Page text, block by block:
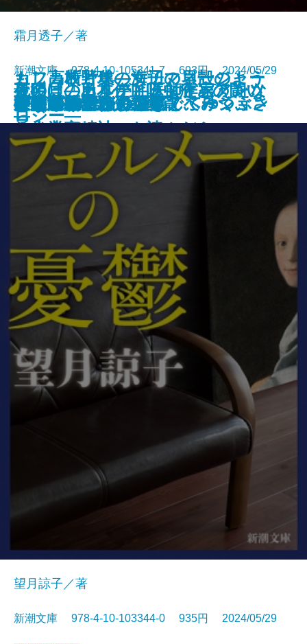
夜が明ける
もし高校野球の女子マネージャー
がドラッカーの『イノベーション
と企業家精神』を読んだら
ひとりでカラカサさしてゆく
ガイズ＆ドールズ
ぼくの哲学
カフカ断片集―海辺の貝殻のよう
にうつろで、ひと足でふみつぶさ
れそうだ―
天狗屋敷の殺人
夜明けのカルテ―医師作家アンソ
ロジー―
最後に「ありがとう」と言えたな
ら
祈願成就
霜月透子／著
新潮文庫 978-4-10-105341-7 693円 2024/05/29
文庫電子書籍あり
フェルメールの憂鬱
望月諒子／著
新潮文庫 978-4-10-103344-0 935円 2024/05/29
神の悪手
こころの散歩
ここに物語が
身代りの女
ブラームスはお好き
決定版カフカ短編集
イデアの再臨
公孫龍 巻二 赤龍篇
死の貝―日本住血吸虫症との闘い
―